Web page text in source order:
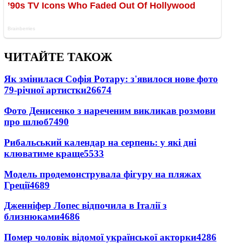
ЧИТАЙТЕ ТАКОЖ
Як змінилася Софія Ротару: з'явилося нове фото
79-річної артистки26674
Фото Денисенко з нареченим викликав розмови
про шлюб7490
Рибальський календар на серпень: у які дні
клюватиме краще5533
Модель продемонструвала фігуру на пляжах
Греції4689
Дженніфер Лопес відпочила в Італії з
близнюками4686
Помер чоловік відомої української акторки4286